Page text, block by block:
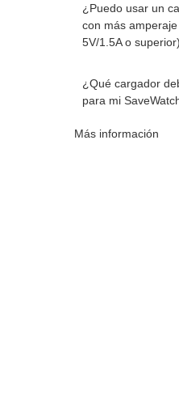
¿Puedo usar un
con más amperaje
5V/1.5A o
¿Qué cargador
para mi
Más información